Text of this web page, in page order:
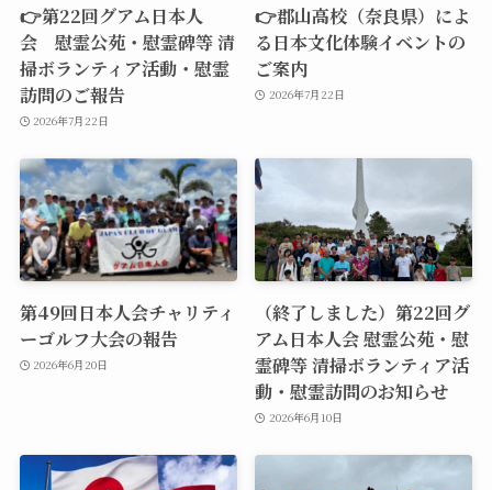
👉第22回グアム日本人
会 慰霊公苑・慰霊碑等 清
掃ボランティア活動・慰霊
訪問のご報告
2026年7月22日
👉郡山高校（奈良県）によ
る日本文化体験イベントの
ご案内
2026年7月22日
第49回日本人会チャリティ
ーゴルフ大会の報告
2026年6月20日
（終了しました）第22回グ
アム日本人会 慰霊公苑・慰
霊碑等 清掃ボランティア活
動・慰霊訪問のお知らせ
2026年6月10日